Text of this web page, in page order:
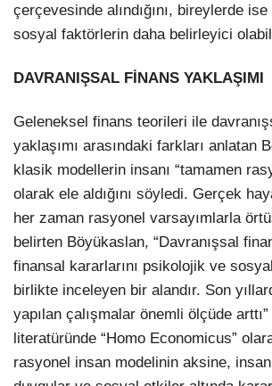
çerçevesinde alındığını, bireylerde
sosyal faktörlerin daha belirleyici
DAVRANIŞSAL FİNANS YAKLAŞIMI
Geleneksel finans teorileri ile
yaklaşımı arasındaki farkları anlatan
klasik modellerin insanı “tamamen
olarak ele aldığını söyledi. Gerçek
her zaman rasyonel varsayımlarla
belirten Böyükaslan, “Davranışsal
finansal kararlarını psikolojik ve
birlikte inceleyen bir alandır. Son
yapılan çalışmalar önemli ölçüde
literatüründe “Homo Economicus”
rasyonel insan modelinin aksine,